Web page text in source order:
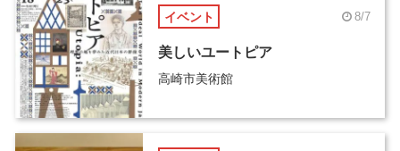
イベント 8/7
美しいユートピア
高崎市美術館